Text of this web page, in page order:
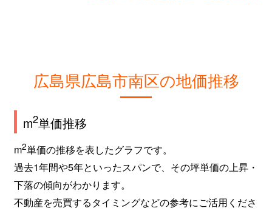
広島県広島市南区の地価推移
m2単価推移
m2単価の推移を表したグラフです。
過去1年間や5年といったスパンで、その坪単価の上昇・
下落の傾向がわかります。
不動産を売買するタイミングなどの参考にご活用くださ